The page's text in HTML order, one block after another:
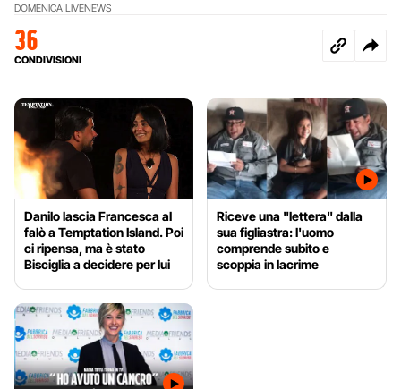
DOMENICA LIVENEWS
36
CONDIVISIONI
Danilo lascia Francesca al
falò a Temptation Island. Poi
ci ripensa, ma è stato
Bisciglia a decidere per lui
Riceve una "lettera" dalla
sua figliastra: l'uomo
comprende subito e
scoppia in lacrime